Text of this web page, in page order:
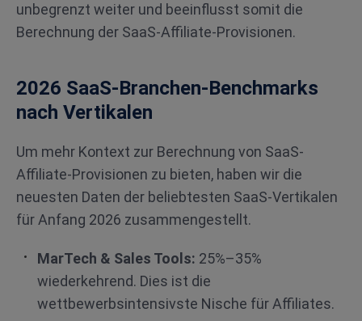
unbegrenzt weiter und beeinflusst somit die
Berechnung der SaaS-Affiliate-Provisionen.
2026 SaaS-Branchen-Benchmarks
nach Vertikalen
Um mehr Kontext zur Berechnung von SaaS-
Affiliate-Provisionen zu bieten, haben wir die
neuesten Daten der beliebtesten SaaS-Vertikalen
für Anfang 2026 zusammengestellt.
MarTech & Sales Tools: 25%–35%
wiederkehrend. Dies ist die
wettbewerbsintensivste Nische für Affiliates.